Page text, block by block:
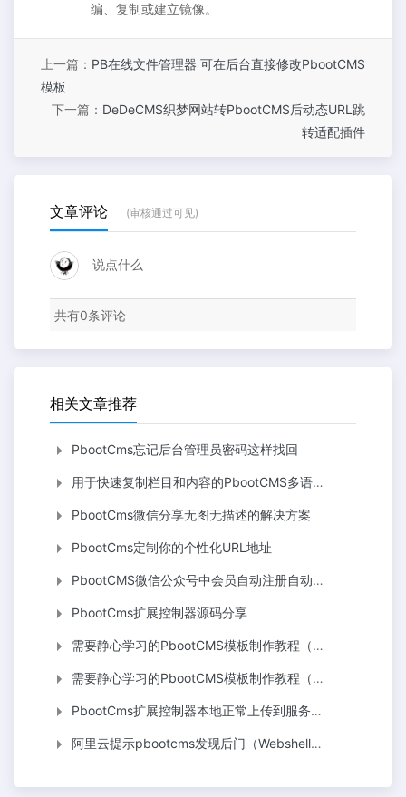
编、复制或建立镜像。
上一篇： PB在线文件管理器 可在后台直接修改PbootCMS
模板
下一篇： DeDeCMS织梦网站转PbootCMS后动态URL跳
转适配插件
文章评论 (审核通过可见)
说点什么
共有0条评论
相关文章推荐
PbootCms忘记后台管理员密码这样找回
用于快速复制栏目和内容的PbootCMS多语言插件 复制pb栏目内容
PbootCms微信分享无图无描述的解决方案
PbootCms定制你的个性化URL地址
PbootCMS微信公众号中会员自动注册自动登陆
PbootCms扩展控制器源码分享
需要静心学习的PbootCMS模板制作教程（五）
需要静心学习的PbootCMS模板制作教程（七）
PbootCms扩展控制器本地正常上传到服务器就出错的解决办法
阿里云提示pbootcms发现后门（Webshell）文件怎么处理？